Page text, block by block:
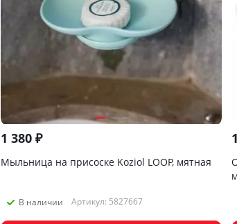
1 380 ₽
Мыльница на присоске Koziol LOOP, мятная
В наличии Артикул: 5827667